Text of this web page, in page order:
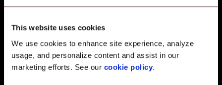
This website uses cookies
We use cookies to enhance site experience, analyze
usage, and personalize content and assist in our
marketing efforts. See our cookie policy.
zamanlı olarak izleyin
Uyumlu ve uyumsuz cihazların risk durumunu ve
güvenlik puanını bir bakışta gösteren canlı bir